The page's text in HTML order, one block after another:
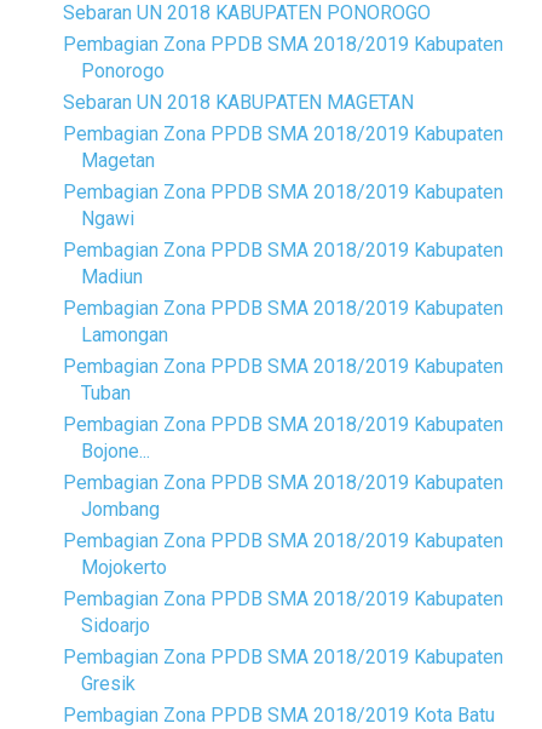
Sebaran UN 2018 KABUPATEN PONOROGO
Pembagian Zona PPDB SMA 2018/2019 Kabupaten
Ponorogo
Sebaran UN 2018 KABUPATEN MAGETAN
Pembagian Zona PPDB SMA 2018/2019 Kabupaten
Magetan
Pembagian Zona PPDB SMA 2018/2019 Kabupaten
Ngawi
Pembagian Zona PPDB SMA 2018/2019 Kabupaten
Madiun
Pembagian Zona PPDB SMA 2018/2019 Kabupaten
Lamongan
Pembagian Zona PPDB SMA 2018/2019 Kabupaten
Tuban
Pembagian Zona PPDB SMA 2018/2019 Kabupaten
Bojone...
Pembagian Zona PPDB SMA 2018/2019 Kabupaten
Jombang
Pembagian Zona PPDB SMA 2018/2019 Kabupaten
Mojokerto
Pembagian Zona PPDB SMA 2018/2019 Kabupaten
Sidoarjo
Pembagian Zona PPDB SMA 2018/2019 Kabupaten
Gresik
Pembagian Zona PPDB SMA 2018/2019 Kota Batu